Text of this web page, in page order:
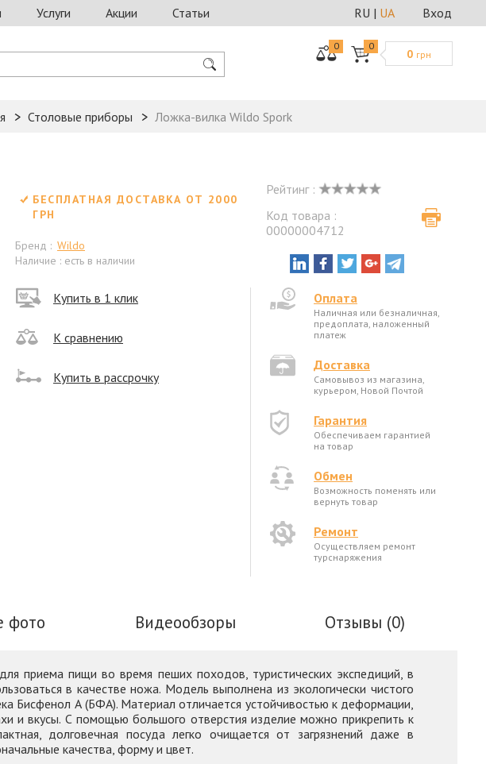
Услуги Акции Статьи Вход
RU | UA
0 0
0 грн
Столовые приборы Ложка-вилка Wildo Spork
Рейтинг :
Код товара :
00000004712
Оплата
Наличная или безналичная,
предоплата, наложенный
платеж
Доставка
Самовывоз из магазина,
курьером, Новой Почтой
Гарантия
Обеспечиваем гарантией
на товар
Обмен
Возможность поменять или
вернуть товар
Ремонт
Осуществляем ремонт
турснаряжения
БЕСПЛАТНАЯ ДОСТАВКА ОТ 2000
ГРН
Бренд : Wildo
Наличие : есть в наличии
Купить в 1 клик
К сравнению
Купить в рассрочку
фото Видеообзоры Отзывы (0)
приема пищи во время пеших походов, туристических экспедиций, в
в качестве ножа. Модель выполнена из экологически чистого
Бисфенол А (БФА). Материал отличается устойчивостью к деформации,
и вкусы. С помощью большого отверстия изделие можно прикрепить к
долговечная посуда легко очищается от загрязнений даже в
качества, форму и цвет.